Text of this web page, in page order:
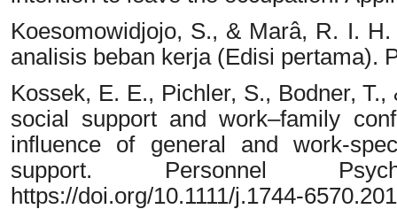
Koesomowidjojo, S., & Marâ, R. I.
analisis beban kerja (Edisi pertama).
Kossek, E. E., Pichler, S., Bodner,
social support and work–family
influence of general and work-
support. Personnel
https://doi.org/10.1111/j.1744-